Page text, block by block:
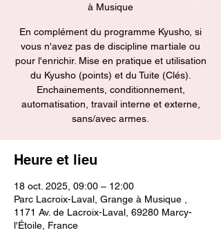
à Musique
En complément du programme Kyusho, si
vous n'avez pas de discipline martiale ou
pour l'enrichir. Mise en pratique et utilisation
du Kyusho (points) et du Tuite (Clés).
Enchainements, conditionnement,
automatisation, travail interne et externe,
sans/avec armes.
Heure et lieu
18 oct. 2025, 09:00 – 12:00
Parc Lacroix-Laval, Grange à Musique ,
1171 Av. de Lacroix-Laval, 69280 Marcy-
l'Étoile, France